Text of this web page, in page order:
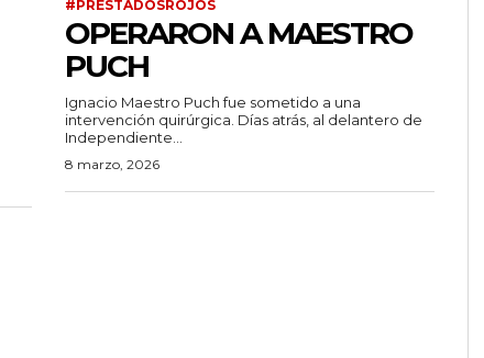
#PRESTADOSROJOS
OPERARON A MAESTRO
PUCH
Ignacio Maestro Puch fue sometido a una
intervención quirúrgica. Días atrás, al delantero de
Independiente...
8 marzo, 2026